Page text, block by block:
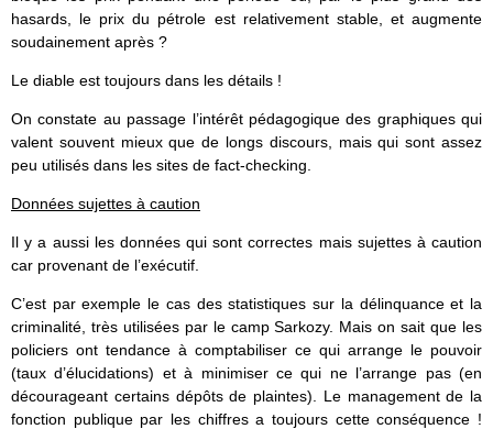
hasards, le prix du pétrole est relativement stable, et augmente
soudainement après ?
Le diable est toujours dans les détails !
On constate au passage l’intérêt pédagogique des graphiques qui
valent souvent mieux que de longs discours, mais qui sont assez
peu utilisés dans les sites de fact-checking.
Données sujettes à caution
Il y a aussi les données qui sont correctes mais sujettes à caution
car provenant de l’exécutif.
C’est par exemple le cas des statistiques sur la délinquance et la
criminalité, très utilisées par le camp Sarkozy. Mais on sait que les
policiers ont tendance à comptabiliser ce qui arrange le pouvoir
(taux d’élucidations) et à minimiser ce qui ne l’arrange pas (en
décourageant certains dépôts de plaintes). Le management de la
fonction publique par les chiffres a toujours cette conséquence !